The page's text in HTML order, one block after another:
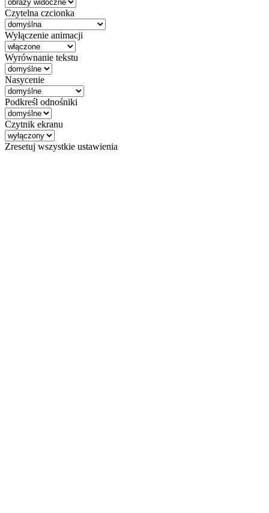
Czytelna czcionka
Wyłączenie animacji
Wyrównanie tekstu
Nasycenie
Podkreśl odnośniki
Czytnik ekranu
Zresetuj wszystkie ustawienia